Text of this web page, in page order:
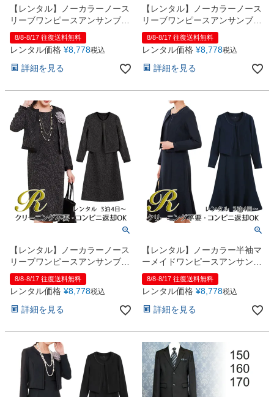
【レンタル】ノーカラーノース
リーブワンピースアンサンブル
スーツ（YP159）ベージュ
8/8-8/17 往復送料無料
レンタル価格 ¥8,778税込
詳細を見る
【レンタル】ノーカラーノース
リーブワンピースアンサンブル
スーツ（YP159）ネイビー
8/8-8/17 往復送料無料
レンタル価格 ¥8,778税込
詳細を見る
【レンタル】ノーカラーノース
リーブワンピースアンサンブル
スーツ（YP159）ブラック
8/8-8/17 往復送料無料
レンタル価格 ¥8,778税込
詳細を見る
【レンタル】ノーカラー半袖マ
ーメイドワンピースアンサンブ
ルスーツ（YP150）ネイビー
8/8-8/17 往復送料無料
レンタル価格 ¥8,778税込
詳細を見る